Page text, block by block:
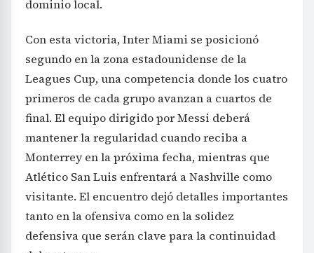
dominio local.
Con esta victoria, Inter Miami se posicionó
segundo en la zona estadounidense de la
Leagues Cup, una competencia donde los cuatro
primeros de cada grupo avanzan a cuartos de
final. El equipo dirigido por Messi deberá
mantener la regularidad cuando reciba a
Monterrey en la próxima fecha, mientras que
Atlético San Luis enfrentará a Nashville como
visitante. El encuentro dejó detalles importantes
tanto en la ofensiva como en la solidez
defensiva que serán clave para la continuidad